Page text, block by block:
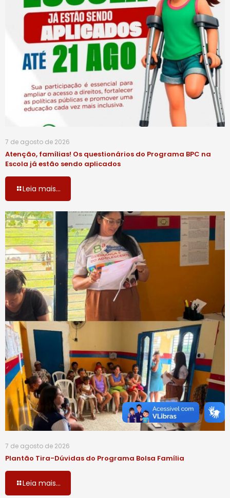
7 de agosto de 2026
Atenção, famílias! Os questionários do Programa BPC na
Escola já estão sendo aplicados
Leia mais...
7 de agosto de 2026
Plantão Tira-Dúvidas do Programa Bolsa Família
Leia mais...